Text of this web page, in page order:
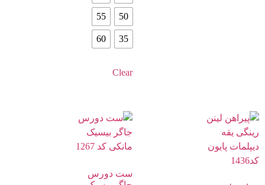
50
55
35
60
Clear
ست دورس